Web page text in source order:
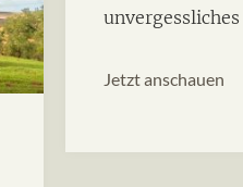
Jetzt anschauen